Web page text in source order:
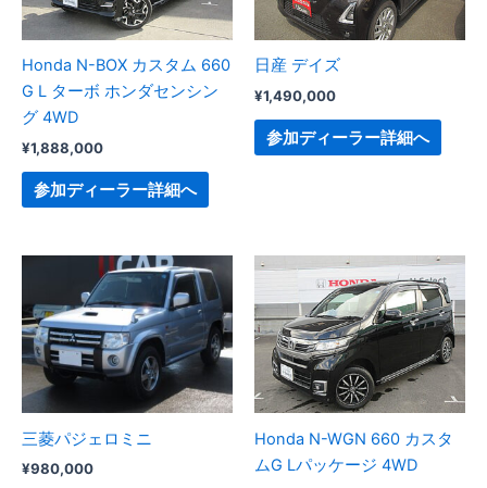
Honda N-BOX カスタム 660
G L ターボ ホンダセンシン
グ 4WD
¥1,888,000
参加ディーラー詳細へ
日産 デイズ
¥1,490,000
参加ディーラー詳細へ
三菱パジェロミニ
¥980,000
Honda N-WGN 660 カスタ
ムG Lパッケージ 4WD